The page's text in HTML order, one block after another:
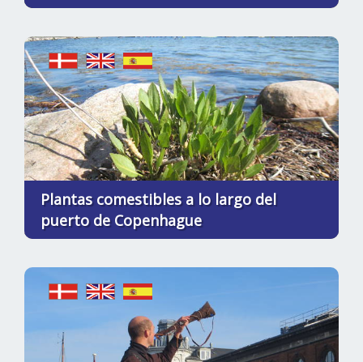
Plantas comestibles a lo largo del
puerto de Copenhague